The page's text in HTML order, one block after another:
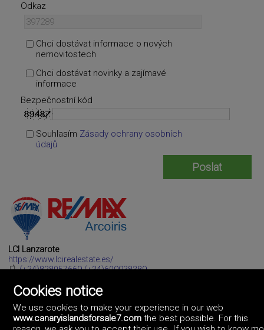
Odkaz
Chci dostávat informace o nových
nemovitostech
Chci dostávat novinky a zajímavé
informace
Bezpečnostní kód
Souhlasím Zásady ochrany osobních
údajů
LCI Lanzarote
https://www.lcirealestate.es/
(+34)828057669 (+34)609938389
Cookies notice
We use cookies to make your experience in our web
www.canaryislandsforsale7.com the best possible. For this